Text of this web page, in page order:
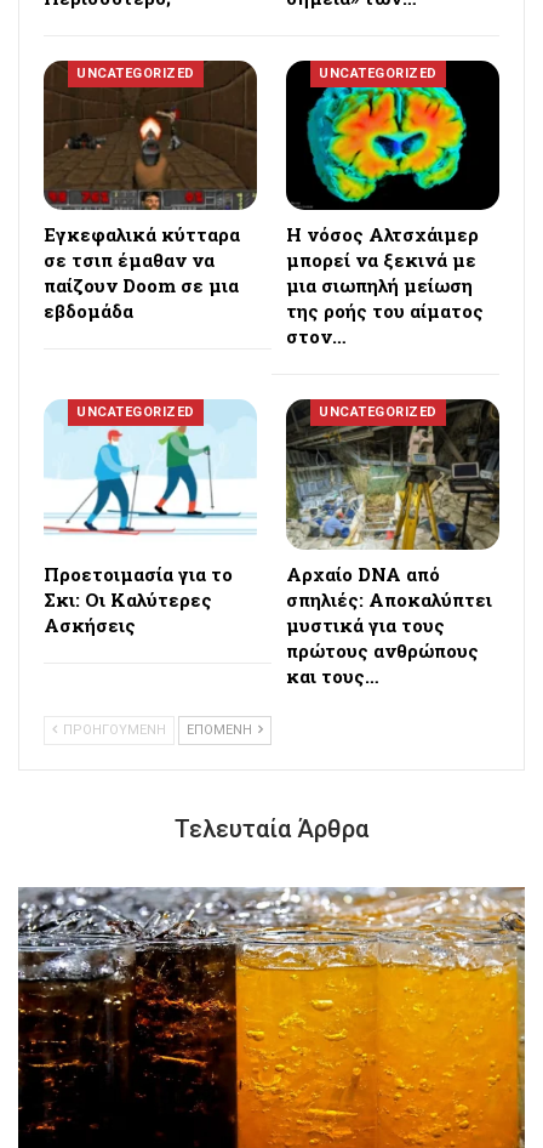
UNCATEGORIZED
Εγκεφαλικά κύτταρα
σε τσιπ έμαθαν να
παίζουν Doom σε μια
εβδομάδα
UNCATEGORIZED
Η νόσος Αλτσχάιμερ
μπορεί να ξεκινά με
μια σιωπηλή μείωση
της ροής του αίματος
στον…
UNCATEGORIZED
Προετοιμασία για το
Σκι: Οι Καλύτερες
Ασκήσεις
UNCATEGORIZED
Αρχαίο DNA από
σπηλιές: Αποκαλύπτει
μυστικά για τους
πρώτους ανθρώπους
και τους…
ΠΡΟΗΓΟΥΜΕΝΗ ΕΠΟΜΕΝΗ
Τελευταία Άρθρα